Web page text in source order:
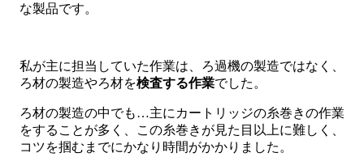
な製品です。
私が主に担当していた作業は、ろ過機の製造ではなく、
ろ材の製造やろ材を検査する作業でした。
ろ材の製造の中でも…主にカートリッジの糸巻きの作業
をすることが多く、この糸巻きが見た目以上に難しく、
コツを掴むまでにかなり時間がかかりました。